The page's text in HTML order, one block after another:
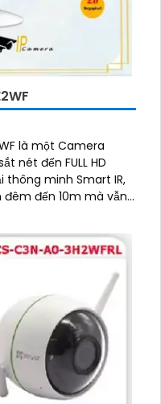
là một Camera
nét đến FULL HD
đến 10m mà vẫn